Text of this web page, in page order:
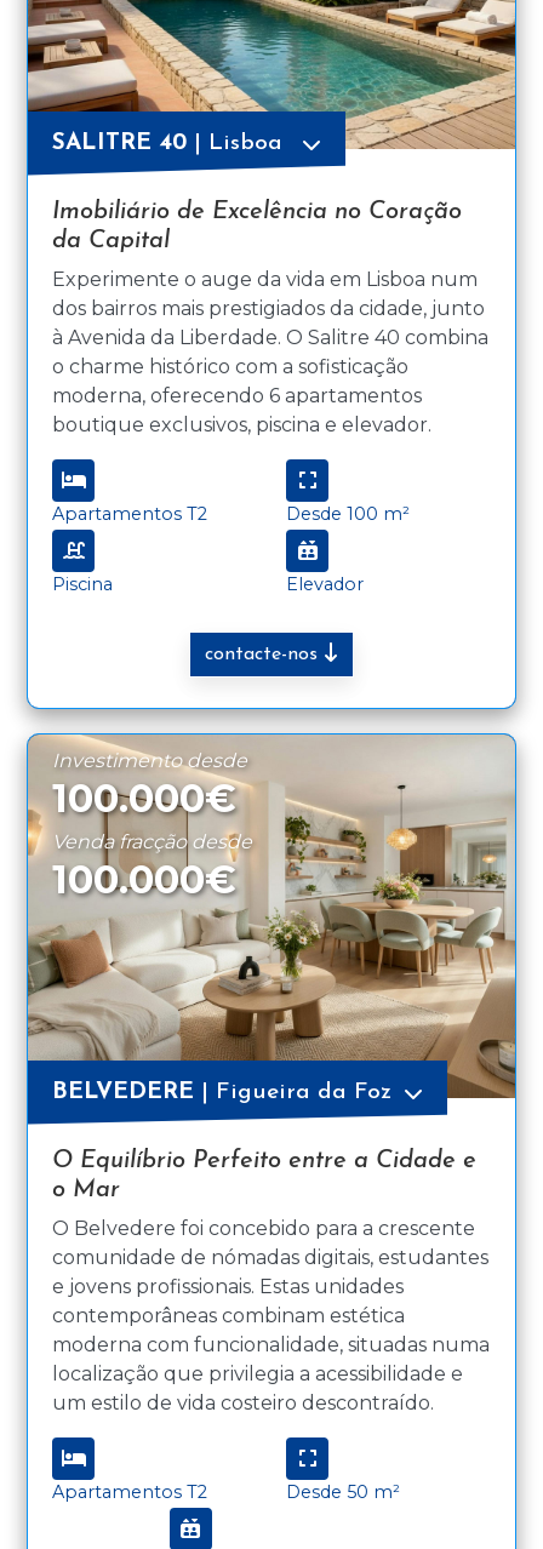
SALITRE 40 | Lisboa
Imobiliário de Excelência no Coração
da Capital
Experimente o auge da vida em Lisboa num
dos bairros mais prestigiados da cidade, junto
à Avenida da Liberdade. O Salitre 40 combina
o charme histórico com a sofisticação
moderna, oferecendo 6 apartamentos
boutique exclusivos, piscina e elevador.
Apartamentos T2 Desde 100 m²
Piscina Elevador
contacte-nos
Investimento desde
100.000€
Venda fracção desde
100.000€
BELVEDERE | Figueira da Foz
O Equilíbrio Perfeito entre a Cidade e
o Mar
O Belvedere foi concebido para a crescente
comunidade de nómadas digitais, estudantes
e jovens profissionais. Estas unidades
contemporâneas combinam estética
moderna com funcionalidade, situadas numa
localização que privilegia a acessibilidade e
um estilo de vida costeiro descontraído.
Apartamentos T2 Desde 50 m²